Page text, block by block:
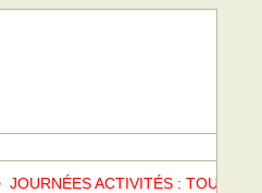
ACTIVITÉS : TOUS